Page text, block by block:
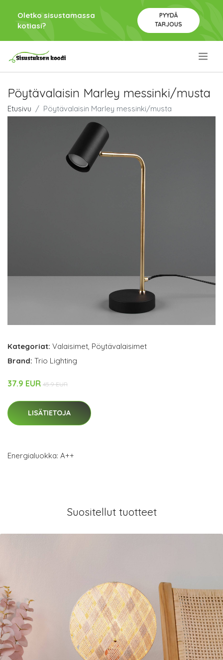
Oletko sisustamassa
kotiasi?
PYYDÄ
TARJOUS
Pöytävalaisin Marley messinki/musta
Etusivu Pöytävalaisin Marley messinki/musta
Kategoriat: Valaisimet, Pöytävalaisimet
Brand: Trio Lighting
37.9 EUR 45.9 EUR
LISÄTIETOJA
Energialuokka: A++
Suositellut tuotteet